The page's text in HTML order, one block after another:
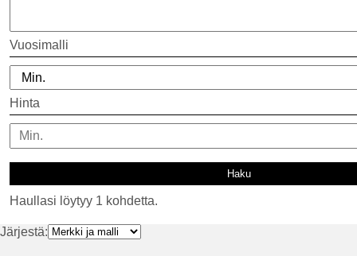
Vuosimalli
Hinta
Haullasi löytyy 1 kohdetta.
Järjestä: